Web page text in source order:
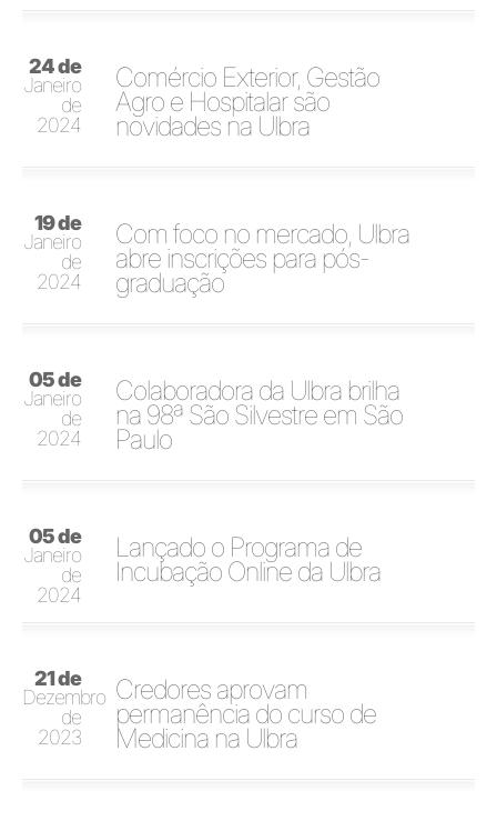
24 de
Janeiro
de
2024
Comércio Exterior, Gestão
Agro e Hospitalar são
novidades na Ulbra
19 de
Janeiro
de
2024
Com foco no mercado, Ulbra
abre inscrições para pós-
graduação
05 de
Janeiro
de
2024
Colaboradora da Ulbra brilha
na 98ª São Silvestre em São
Paulo
05 de
Janeiro
de
2024
Lançado o Programa de
Incubação Online da Ulbra
21 de
Dezembro
de
2023
Credores aprovam
permanência do curso de
Medicina na Ulbra